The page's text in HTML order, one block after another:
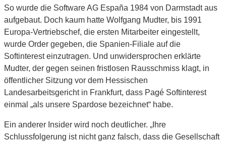
So wurde die Software AG España 1984 von Darmstadt aus
aufgebaut. Doch kaum hatte Wolfgang Mudter, bis 1991
Europa-Vertriebschef, die ersten Mitarbeiter eingestellt,
wurde Order gegeben, die Spanien-Filiale auf die
Softinterest einzutragen. Und unwidersprochen erklärte
Mudter, der gegen seinen fristlosen Rausschmiss klagt, in
öffentlicher Sitzung vor dem Hessischen
Landesarbeitsgericht in Frankfurt, dass Pagé Softinterest
einmal „als unsere Spardose bezeichnet“ habe.
Ein anderer Insider wird noch deutlicher. „Ihre
Schlussfolgerung ist nicht ganz falsch, dass die Gesellschaft